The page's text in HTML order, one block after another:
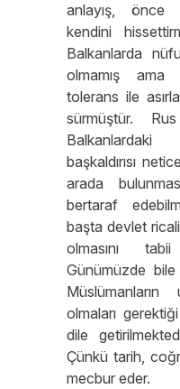
anlayış, önce
kendini
Balkanlarda
olmamış ama
tolerans ile
sürmüştür.
Balkanlardaki
başkaldırısı
arada
bertaraf
başta devlet
olmasını
Günümüzde bile
olmaları
dile
Çünkü tarih,
mecbur eder.